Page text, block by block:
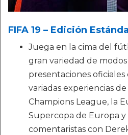
FIFA 19 – Edición
Juega en la cima del
gran variedad de modos
presentaciones
variadas experiencias
Champions League, la
Supercopa de Europa
comentaristas con